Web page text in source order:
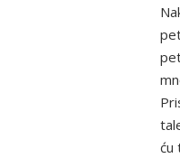
ću